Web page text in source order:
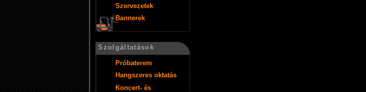
Szervezetek
Bannerek
Szolgáltatások
Próbaterem
Hangszeres oktatás
Koncert- és